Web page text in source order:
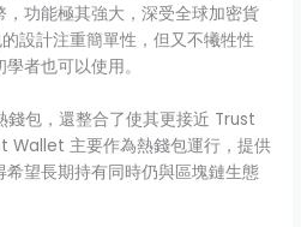
功能極其強大，深受全球加密貨
設計注重簡單性，但又不犧牲性
者也可以使用。
包，還整合了使其更接近 Trust
Wallet 主要作為熱錢包運行，提供
望長期持有同時仍與區塊鏈生態